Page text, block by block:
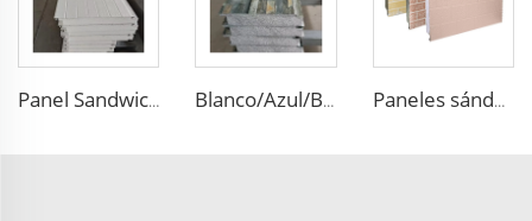
Panel Sandwich de Techo Aislante de EPS al por mayor en China Panel Sandwich de Espuma para Pared Interior/Exterior Blanco/Azul/Blanco Gris con Recubrimiento de Zinc para Aislamiento Interno y Externo de Paredes Laminadas Decorativas de Metal Tallado con Núcleo de EPS/PU Paneles sándwich EPS decorativos de espuma ignífuga para paneles de pared de imitación de madera para almacén